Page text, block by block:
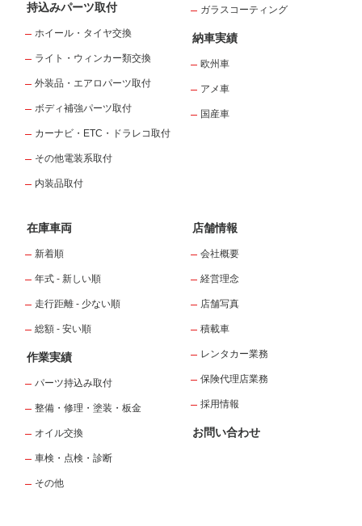
持込みパーツ取付
ホイール・タイヤ交換
ライト・ウィンカー類交換
外装品・エアロパーツ取付
ボディ補強パーツ取付
カーナビ・ETC・ドラレコ取付
その他電装系取付
内装品取付
ガラスコーティング
納車実績
欧州車
アメ車
国産車
在庫車両
新着順
年式 - 新しい順
走行距離 - 少ない順
総額 - 安い順
作業実績
パーツ持込み取付
整備・修理・塗装・板金
オイル交換
車検・点検・診断
その他
店舗情報
会社概要
経営理念
店舗写真
積載車
レンタカー業務
保険代理店業務
採用情報
お問い合わせ